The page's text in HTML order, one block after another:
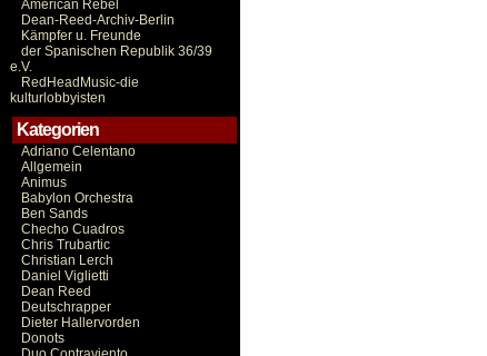
American Rebel
Dean-Reed-Archiv-Berlin
Kämpfer u. Freunde
der Spanischen Republik 36/39
e.V.
RedHeadMusic-die
kulturlobbyisten
Kategorien
Adriano Celentano
Allgemein
Animus
Babylon Orchestra
Ben Sands
Checho Cuadros
Chris Trubartic
Christian Lerch
Daniel Viglietti
Dean Reed
Deutschrapper
Dieter Hallervorden
Donots